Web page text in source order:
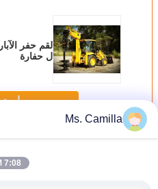
لقم حفر
ل حفارة
أكثرالهيدروليكية الأرض الخرامة
Ms. Camilla
7:08 AM